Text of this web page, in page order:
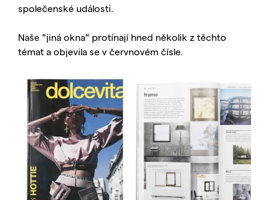
společenské události.
Naše "jiná okna" protínají hned několik z těchto
témat a objevila se v červnovém čísle.